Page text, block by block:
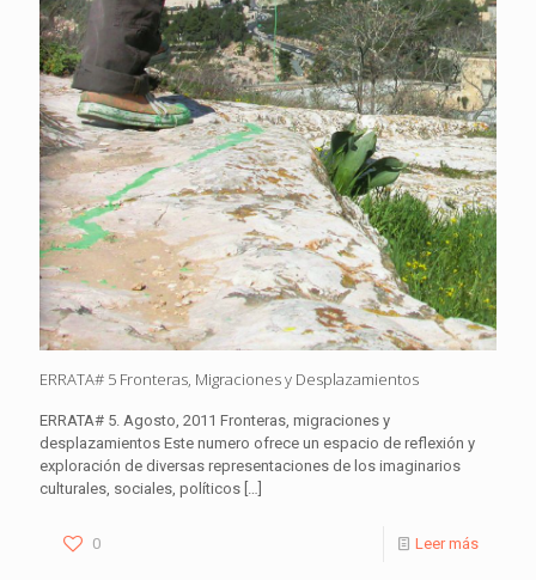
ERRATA# 5 Fronteras, Migraciones y Desplazamientos
ERRATA# 5. Agosto, 2011 Fronteras, migraciones y
desplazamientos Este numero ofrece un espacio de reflexión y
exploración de diversas representaciones de los imaginarios
culturales, sociales, políticos […]
0 Leer más